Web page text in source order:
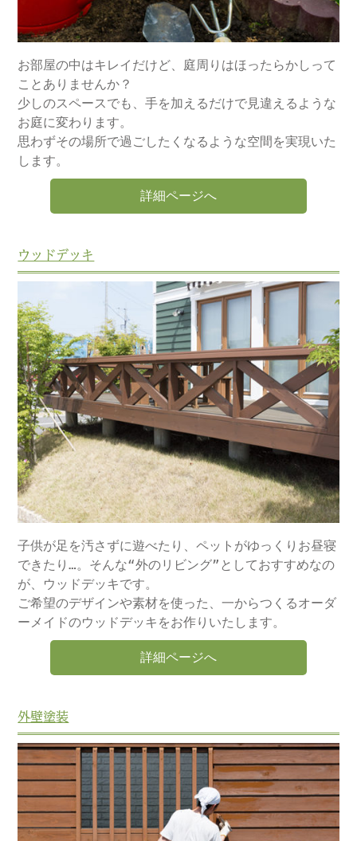
お部屋の中はキレイだけど、庭周りはほったらかしって
ことありませんか？
少しのスペースでも、手を加えるだけで見違えるような
お庭に変わります。
思わずその場所で過ごしたくなるような空間を実現いた
します。
詳細ページへ
ウッドデッキ
子供が足を汚さずに遊べたり、ペットがゆっくりお昼寝
できたり…。そんな“外のリビング”としておすすめなの
が、ウッドデッキです。
ご希望のデザインや素材を使った、一からつくるオーダ
ーメイドのウッドデッキをお作りいたします。
詳細ページへ
外壁塗装